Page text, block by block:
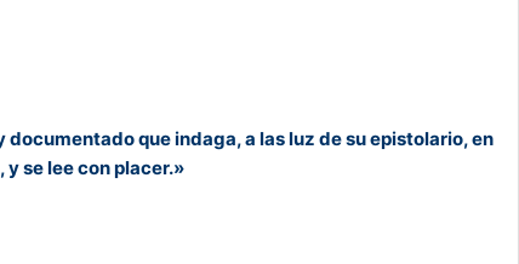
que indaga, a las luz de su epistolario, en
se lee con placer.»